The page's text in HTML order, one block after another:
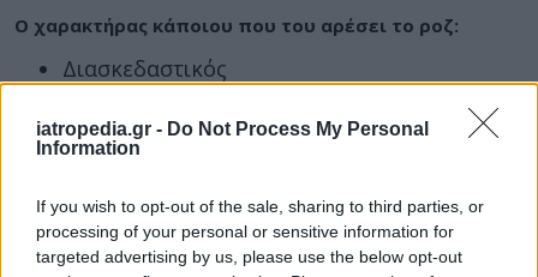
iatropedia.gr - Do Not Process My Personal
Information
If you wish to opt-out of the sale, sharing to third parties, or
processing of your personal or sensitive information for
targeted advertising by us, please use the below opt-out
Ο χαρακτήρας κάποιου που του αρέσει το ροζ:
Διασκεδαστικός
Ίσως λίγο αφελής
Ακολουθείτε πάντα την καρδιά σας και δεν
σας
Η αγάπη και η οικογένεια είναι πολύ